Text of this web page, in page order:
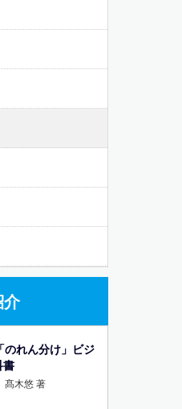
のれん分け」ビジ
書
木悠 著